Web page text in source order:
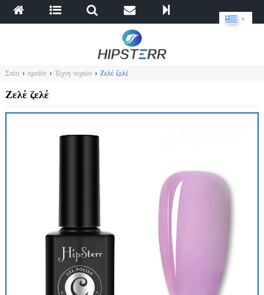
Σπίτι › προϊόν › Τέχνη νυχιών › Ζελέ ζελέ
Ζελέ ζελέ
▼